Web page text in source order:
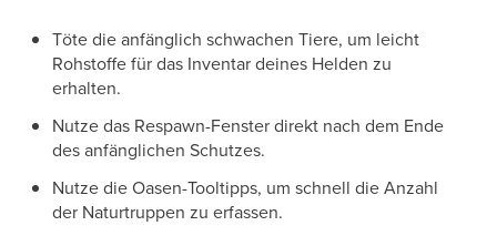
Töte die anfänglich schwachen Tiere, um leicht
Rohstoffe für das Inventar deines Helden zu
erhalten.
Nutze das Respawn-Fenster direkt nach dem Ende
des anfänglichen Schutzes.
Nutze die Oasen-Tooltipps, um schnell die Anzahl
der Naturtruppen zu erfassen.